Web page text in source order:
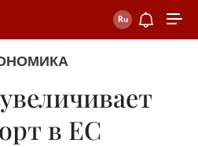
в ЕС